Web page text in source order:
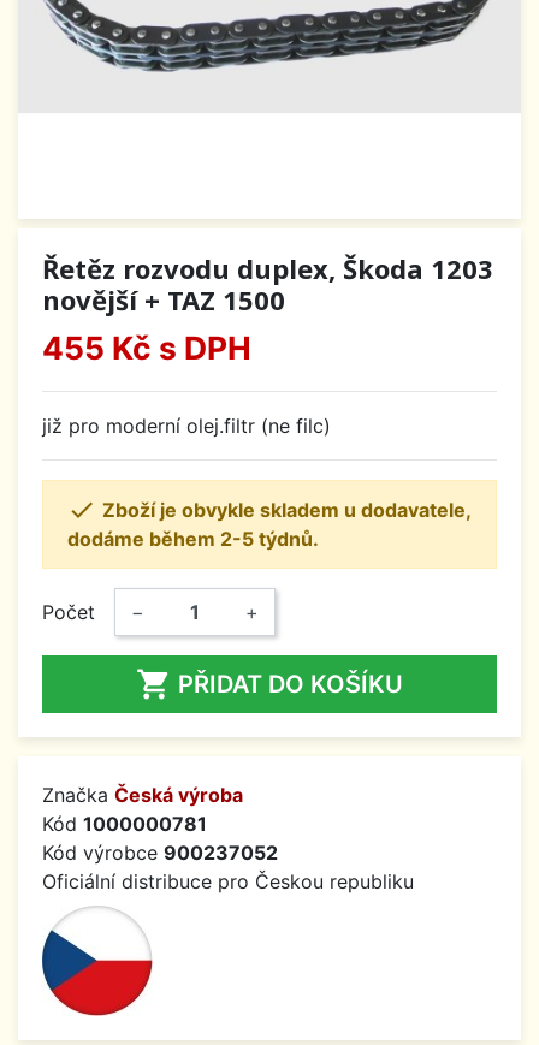
Řetěz rozvodu duplex, Škoda 1203
novější + TAZ 1500
455 Kč s DPH
již pro moderní olej.filtr (ne filc)
 Zboží je obvykle skladem u dodavatele,
dodáme během 2-5 týdnů.
Počet − +
 PŘIDAT DO KOŠÍKU
Značka Česká výroba
Kód 1000000781
Kód výrobce 900237052
Oficiální distribuce pro Českou republiku